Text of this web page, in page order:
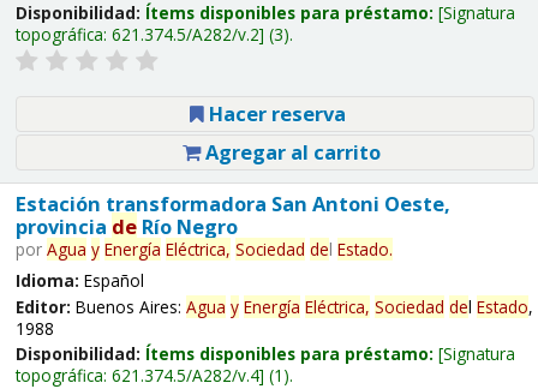
Disponibilidad: Ítems disponibles para préstamo: Signatura
topográfica: 621.374.5/A282/v.2 (3).
Hacer reserva
Agregar al carrito
Estación transformadora San Antoni Oeste,
provincia deRío Negro
por Agua y Energía Eléctrica, Sociedad del Estado.
Idioma: Español
Editor: Buenos Aires: Agua y Energía Eléctrica, Sociedad del Estado,
1988
Disponibilidad: Ítems disponibles para préstamo: Signatura
topográfica: 621.374.5/A282/v.4 (1).